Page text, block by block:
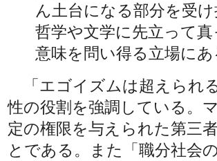
ん土台になる部分を受
哲学や文学に先立って
意味を問い得る立場にあ
「エゴイズムは超えられ
性の役割を強調している。
定の権限を与えられた第三
とである。また「職分社会